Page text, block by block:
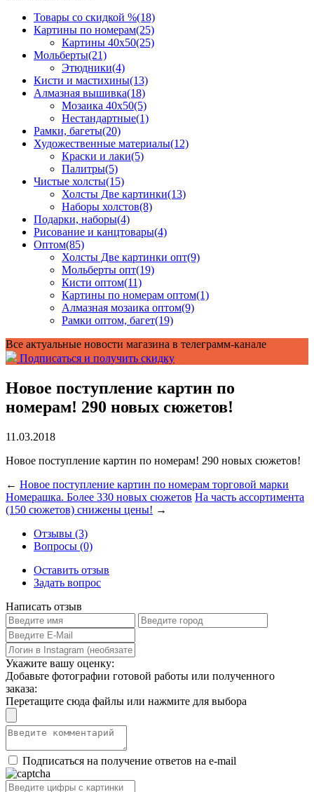
Товары со скидкой %(18)
Картины по номерам(25)
Картины 40x50(25)
Мольберты(21)
Этюдники(4)
Кисти и мастихины(13)
Алмазная вышивка(18)
Мозаика 40x50(5)
Нестандартные(1)
Рамки, багеты(20)
Художественные материалы(12)
Краски и лаки(5)
Палитры(5)
Чистые холсты(15)
Холсты Две картинки(13)
Наборы холстов(8)
Подарки, наборы(4)
Рисование и канцтовары(4)
Оптом(85)
Холсты Две картинки опт(9)
Мольберты опт(19)
Кисти оптом(11)
Картины по номерам оптом(1)
Алмазная мозаика оптом(9)
Рамки оптом, багет(19)
Все актуальные новости магазина в телеграмм-канале
Подписаться и получить скидку
Новое поступление картин по
номерам! 290 новых сюжетов!
11.03.2018
Новое поступление картин по номерам! 290 новых сюжетов!
← Новое поступление картин по номерам торговой марки
Номерашка. Более 330 новых сюжетов На часть ассортимента
(150 сюжетов) снижены цены! →
Отзывы (3)
Вопросы (0)
Оставить отзыв
Задать вопрос
Написать отзыв
Укажите вашу оценку:
Добавьте фотографии готовой работы или полученного
заказа:
Перетащите сюда файлы или нажмите для выбора
Подписаться на получение ответов на e-mail